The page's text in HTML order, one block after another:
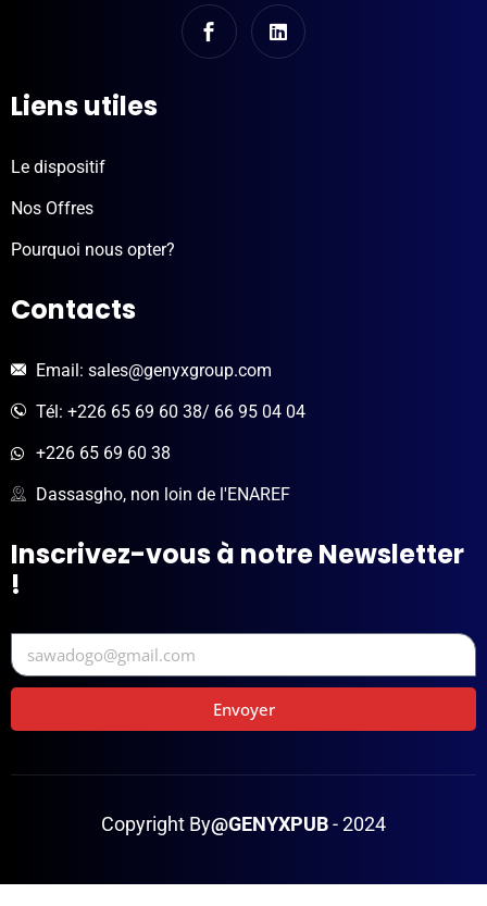
Liens utiles
Le dispositif
Nos Offres
Pourquoi nous opter?
Contacts
Email: sales@genyxgroup.com
Tél: +226 65 69 60 38/ 66 95 04 04
+226 65 69 60 38
Dassasgho, non loin de l'ENAREF
Inscrivez-vous à notre Newsletter
!
Envoyer
Copyright By@GENYXPUB- 2024